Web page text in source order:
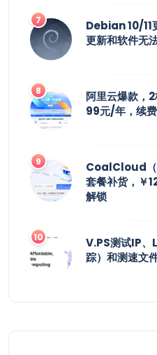
Debian 10/11
更新和软件无
阿里云爆款，
99元/年，续
CoalCloud（
套餐补货，￥
解锁
V.PS测试IP
踪）和测速文